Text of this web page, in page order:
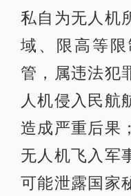
私自为无人机
域、限高等
管，属违法犯
人机侵入民航
造成严重后果
无人机飞入军
可能泄露国家